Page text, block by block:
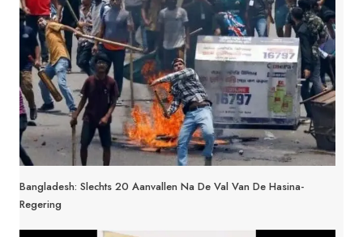
Bangladesh: Slechts 20 Aanvallen Na De Val Van De Hasina-
Regering